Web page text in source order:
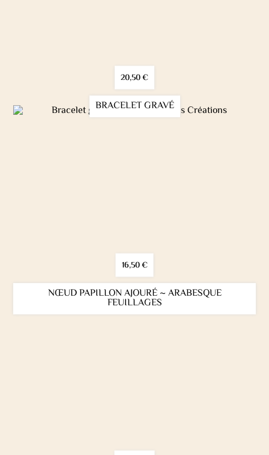
20,50€
BRACELET GRAVÉ
16,50€
NŒUD PAPILLON AJOURÉ ~ ARABESQUE
FEUILLAGES